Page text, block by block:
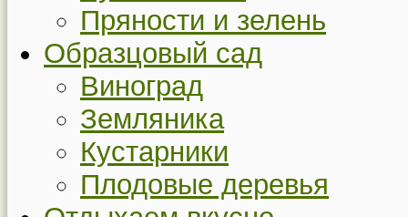
Пряности и зелень
Образцовый сад
Виноград
Земляника
Кустарники
Плодовые деревья